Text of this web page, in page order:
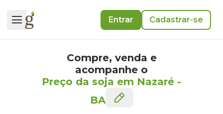
Entrar Cadastrar-se
Compre, venda e
acompanhe o
Preço da soja em Nazaré -
BA